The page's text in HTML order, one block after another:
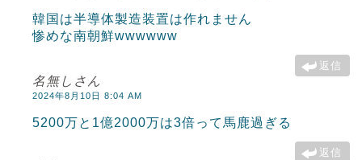
韓国は半導体製造装置は作れません
惨めな南朝鮮wwwwww
返信
名無しさん
2024年8月10日 8:04 AM
5200万と1億2000万は3倍って馬鹿過ぎる
返信